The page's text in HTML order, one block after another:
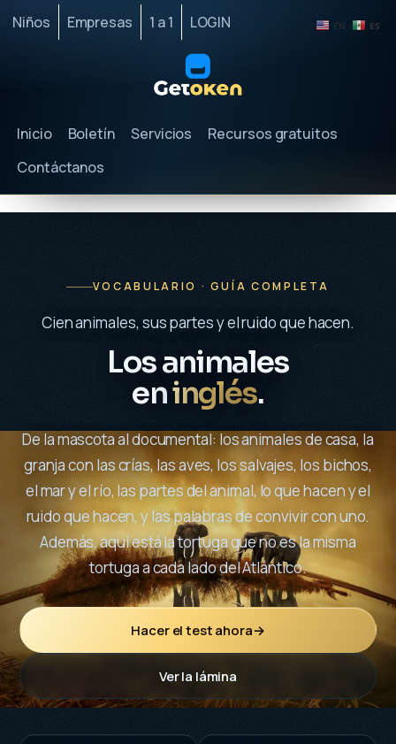
Niños Empresas 1 a 1 LOGIN
Inicio Boletín Servicios
Recursos gratuitos
Contáctanos
VOCABULARIO · GUÍA COMPLETA
Cien animales, sus partes y el ruido que hacen.
Los animales
eninglés.
De la mascota al documental: los animales de casa, la
granja con las crías, las aves, los salvajes, los bichos,
el mar y el río, las partes del animal, lo que hacen y el
ruido que hacen, y las palabras de convivir con uno.
Además, aquí está la tortuga que no es la misma
tortuga a cada lado del Atlántico.
Hacer el test ahora→
Ver la lámina
EN ES